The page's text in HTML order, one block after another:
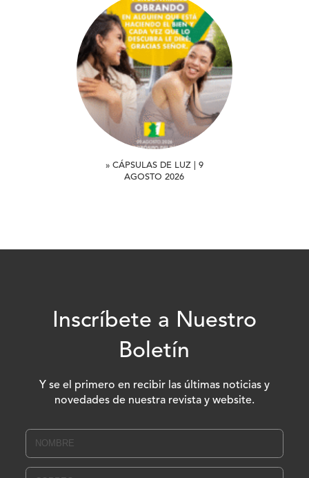
» CÁPSULAS DE LUZ | 9
AGOSTO 2026
Inscríbete a Nuestro
Boletín
Y se el primero en recibir las últimas noticias y
novedades de nuestra revista y website.